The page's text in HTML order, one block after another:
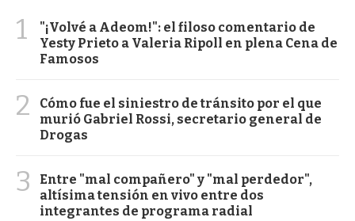
1
"¡Volvé a Adeom!": el filoso comentario de
Yesty Prieto a Valeria Ripoll en plena Cena de
Famosos
2
Cómo fue el siniestro de tránsito por el que
murió Gabriel Rossi, secretario general de
Drogas
3
Entre "mal compañero" y "mal perdedor",
altísima tensión en vivo entre dos
integrantes de programa radial